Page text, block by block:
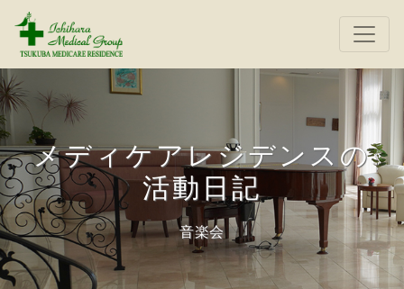
メディケアレジデンスの
活動日記
音楽会